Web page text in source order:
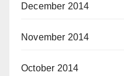
December 2014
November 2014
October 2014